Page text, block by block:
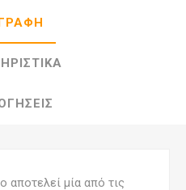
αποτελεί μία από τις